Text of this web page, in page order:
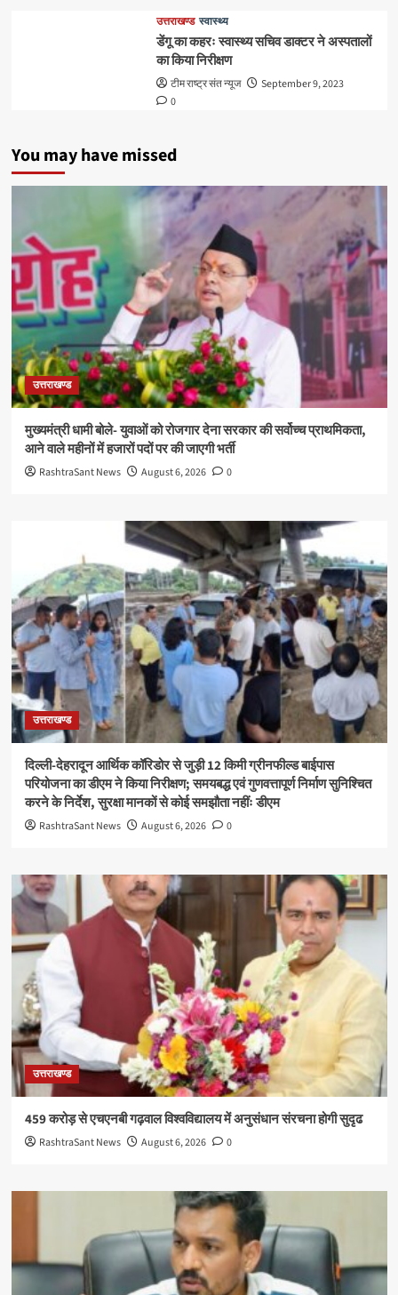
उत्तराखण्ड स्वास्थ्य
डेंगू का कहरः स्वास्थ्य सचिव डाक्टर ने अस्पतालों
का किया निरीक्षण
टीम राष्ट्र संत न्यूज
September 9, 2023
0
You may have missed
उत्तराखण्ड
मुख्यमंत्री धामी बोले- युवाओं को रोजगार देना सरकार की सर्वोच्च प्राथमिकता,
आने वाले महीनों में हजारों पदों पर की जाएगी भर्ती
RashtraSant News August 6, 2026 0
उत्तराखण्ड
दिल्ली-देहरादून आर्थिक कॉरिडोर से जुड़ी 12 किमी ग्रीनफील्ड बाईपास
परियोजना का डीएम ने किया निरीक्षण; समयबद्ध एवं गुणवत्तापूर्ण निर्माण सुनिश्चित
करने के निर्देश, सुरक्षा मानकों से कोई समझौता नहींः डीएम
RashtraSant News August 6, 2026 0
उत्तराखण्ड
459 करोड़ से एचएनबी गढ़वाल विश्वविद्यालय में अनुसंधान संरचना होगी सुदृढ
RashtraSant News August 6, 2026 0